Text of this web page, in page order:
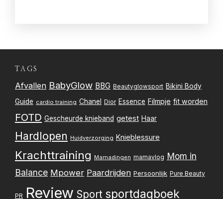
TAGS
Afvallen BabyGlow BBG Beautyglowsport Bikini Body
Guide cardio training Chanel Dior Essence Filmpje fit worden
FOTD Gescheurde knieband getest Haar
Hardlopen Huidverzorging Knieblessure
Krachttraining Mamadingen mamavlog Mom in
Balance Mpower Paardrijden Persoonlijk Pure Beauty
PR Review Sport sportdagboek